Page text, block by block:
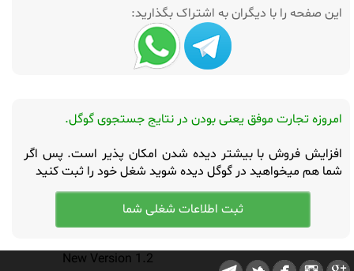
این صفحه را با دیگران به اشتراک بگذارید:
امروزه تجارت موفق یعنی بودن در نتایج جستجوی گوگل.
افزایش فروش با بیشتر دیده شدن امکان پذیر است. پس اگر
شما هم میخواهید در گوگل دیده شوید شغل خود را ثبت کنید
New Version 1.2